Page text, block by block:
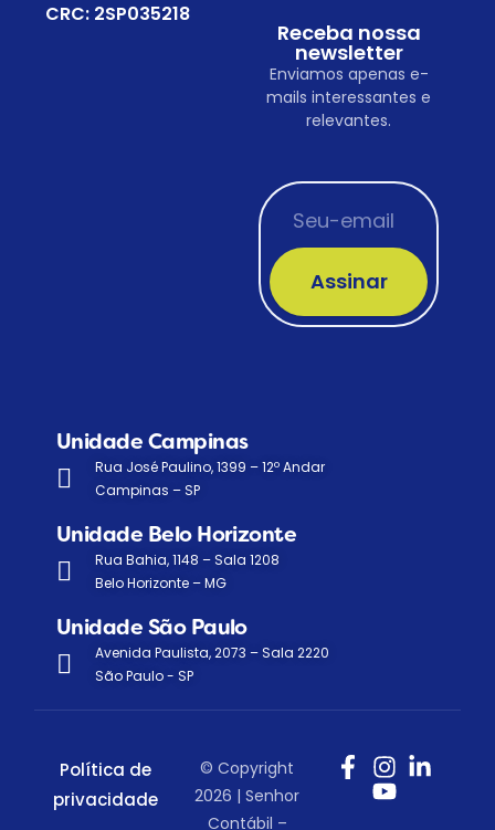
CRC: 2SP035218
Receba nossa
newsletter
Enviamos apenas e-
mails interessantes e
relevantes.
Assinar
Unidade Campinas
Rua José Paulino, 1399 – 12º Andar
Campinas – SP
Unidade Belo Horizonte
Rua Bahia, 1148 – Sala 1208
Belo Horizonte – MG
Unidade São Paulo
Avenida Paulista, 2073 – Sala 2220
São Paulo - SP
Política de
privacidade
© Copyright
2026 | Senhor
Contábil –